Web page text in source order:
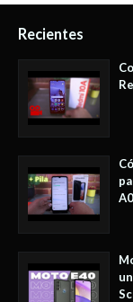
Recientes